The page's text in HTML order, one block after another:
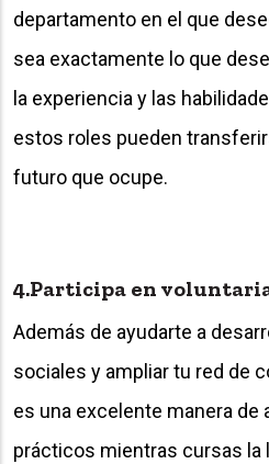
departamento en el que
sea exactamente lo que
la experiencia y las
estos roles pueden
futuro que ocupe.
4.Participa en
Además de ayudarte a
sociales y ampliar tu red de
es una excelente manera
prácticos mientras cursas la